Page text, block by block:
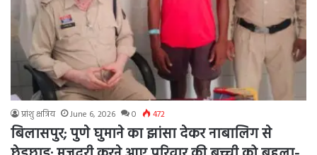
प्रांशु क्षत्रिय June 6, 2026 0 472
बिलासपुर; पुणे घुमाने का झांसा देकर नाबालिग से